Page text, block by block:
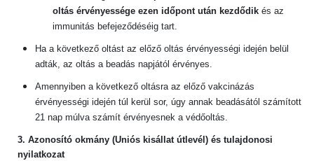
oltás érvényessége ezen időpont után kezdődik és az
immunitás befejeződéséig tart.
Ha a következő oltást az előző oltás érvényességi idején belül
adták, az oltás a beadás napjától érvényes.
Amennyiben a következő oltásra az előző vakcinázás
érvényességi idején túl kerül sor, úgy annak beadásától számított
21 nap múlva számít érvényesnek a védőoltás.
3. Azonosító okmány (Uniós kisállat útlevél) és tulajdonosi
nyilatkozat